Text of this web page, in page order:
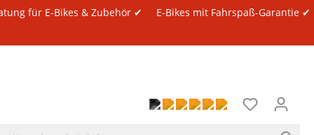
für E-Bikes & Zubehör ✔
E-Bikes mit Fahrspaß-Garantie ✔